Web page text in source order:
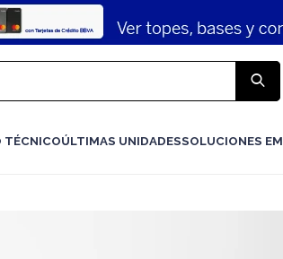
TÉCNICOÚLTIMAS UNIDADESSOLUCIONES